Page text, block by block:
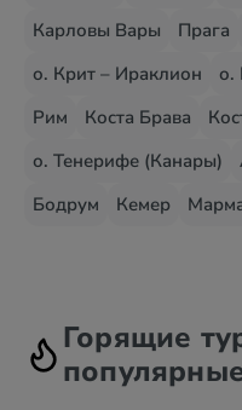
Карловы Вары
Прага
о. Крит – Ираклион
о.
Рим
Коста Брава
о. Тенерифе (Канары)
Бодрум
Кемер
Горящие